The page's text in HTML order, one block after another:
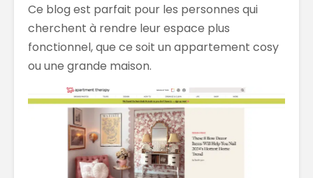
Ce blog est parfait pour les personnes qui
cherchent à rendre leur espace plus
fonctionnel, que ce soit un appartement cosy
ou une grande maison.